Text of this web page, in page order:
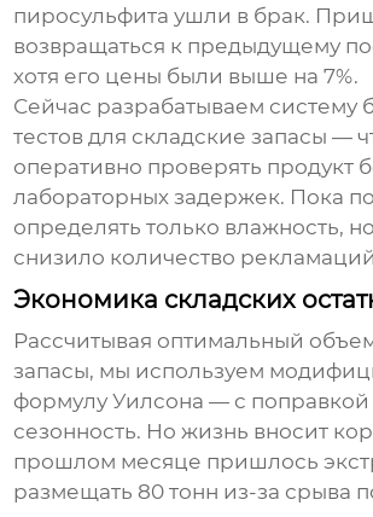
пиросульфита ушли в брак.
возвращаться к предыдущему
хотя его цены были выше на 7%.
Сейчас разрабатываем систему
тестов для складские запасы —
оперативно проверять продукт
лабораторных задержек. Пока
определять только влажность,
снизило количество рекламаций
Экономика складских
Рассчитывая оптимальный
запасы, мы используем
формулу Уилсона — с поправкой
сезонность. Но жизнь вносит
прошлом месяце пришлось
размещать 80 тонн из-за срыва